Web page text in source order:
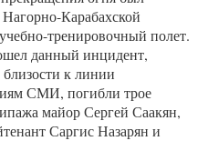
Карабахской
тренировочный полет.
данный инцидент,
к линии
СМИ, погибли трое
майор Сергей Саакян,
Саргис Назарян и